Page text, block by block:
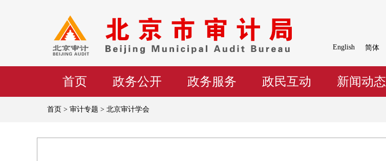
English 简体
首页 政务公开 政务服务 政民互动 新闻动态
首页 > 审计专题 > 北京审计学会